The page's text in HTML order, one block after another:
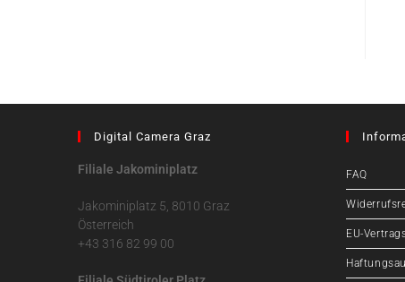
Digital Camera Graz
Filiale Jakominiplatz
Jakominiplatz 5, 8010 Graz
Österreich
+43 316 82 99 00
FAQ
EU-